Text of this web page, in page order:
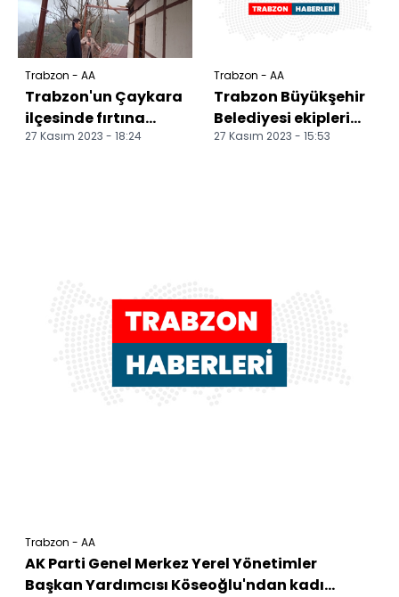
Trabzon - AA
Trabzon'un Çaykara
ilçesinde fırtına
etkili oldu
27 Kasım 2023 - 18:24
Trabzon - AA
Trabzon Büyükşehir
Belediyesi ekipleri
fırtına nedeniyle 318
27 Kasım 2023 - 15:53
Trabzon - AA
AK Parti Genel Merkez Yerel Yönetimler
Başkan Yardımcısı Köseoğlu'ndan kadı...